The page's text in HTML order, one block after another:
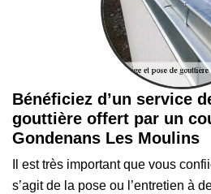
Bénéficiez d’un service
gouttière offert par un
Gondenans Les Moulins
Il est très important que vous
s’agit de la pose ou l’entretien à